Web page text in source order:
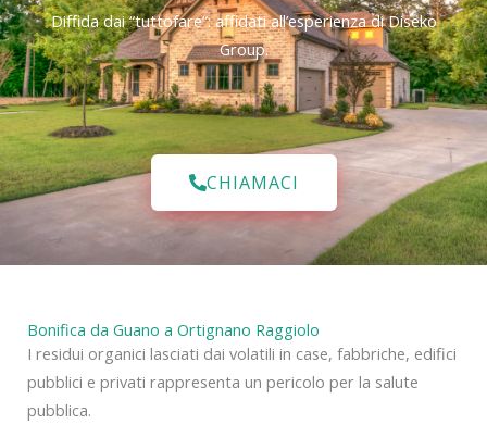
Diffida dai “tuttofare”: affidati all’esperienza di Diseko
Group.
CHIAMACI
Bonifica da Guano a Ortignano Raggiolo
I residui organici lasciati dai volatili in case, fabbriche, edifici
pubblici e privati rappresenta un pericolo per la salute
pubblica.